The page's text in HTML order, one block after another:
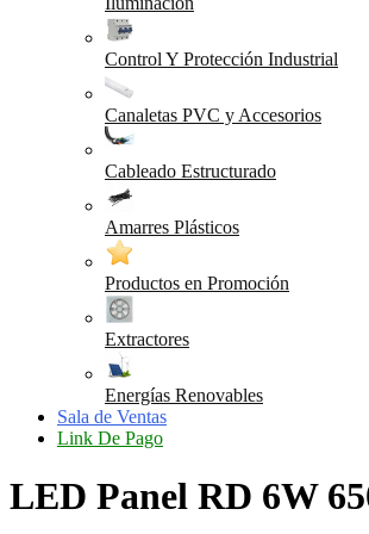
Control Y Protección Industrial
Canaletas PVC y Accesorios
Cableado Estructurado
Amarres Plásticos
Productos en Promoción
Extractores
Energías Renovables
Sala de Ventas
Link De Pago
LED Panel RD 6W